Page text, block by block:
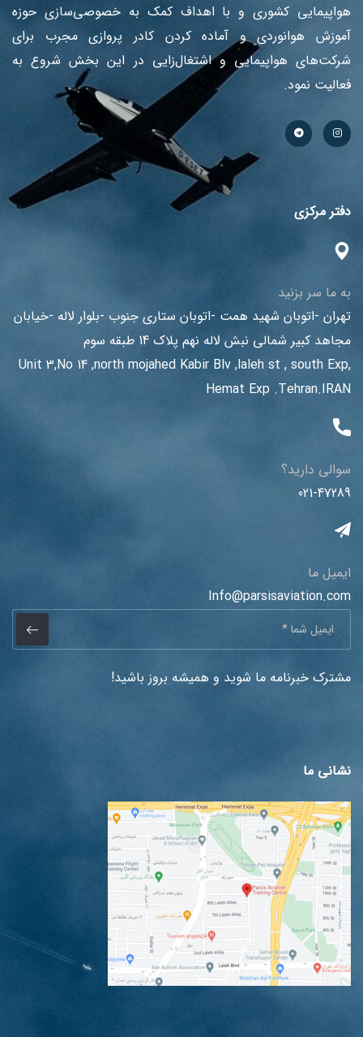
هواپیمایی کشوری و با اهداف کمک به خصوصی‌سازی حوزه
آموزش هوانوردی و آماده کردن کادر پروازی مجرب برای
شرکت‌های هواپیمایی و اشتغال‌زایی در این بخش شروع به
فعالیت نمود.
دفتر مرکزی
به ما سر بزنید
تهران -اتوبان شهید همت -اتوبان ستاری جنوب -بلوار لاله -خیابان
مجاهد کبیر شمالی نبش لاله نهم پلاک 14 طبقه سوم
Unit 3,No 14 ,north mojahed Kabir Blv ,laleh st , south Exp,
Hemat Exp .Tehran.IRAN
سوالی دارید؟
021-47289
ایمیل ما
Info@parsisaviation.com
مشترک خبرنامه ما شوید و همیشه بروز باشید!
نشانی ما